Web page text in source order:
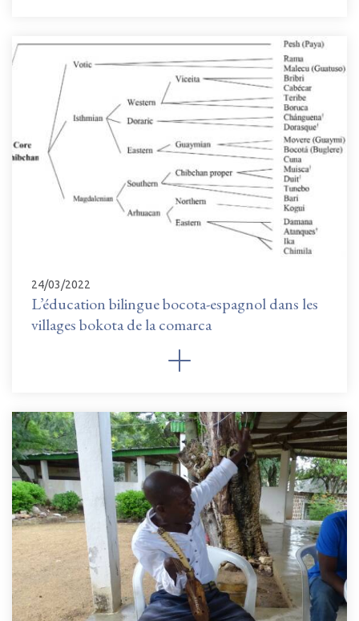
24/03/2022
L’éducation bilingue bocota-espagnol dans les
villages bokota de la comarca